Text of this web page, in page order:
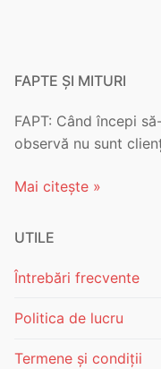
FAPTE ȘI MITURI
FAPT: Când începi
observă nu sunt
Mai citește »
UTILE
Întrebări frecvente
Politica de lucru
Termene și condiții